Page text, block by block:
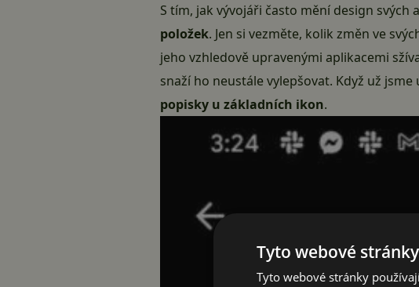
S tím, jak vývojáři často mění design
položek. Jen si vezměte, kolik změn ve
jeho vzhledově upravenými aplikacemi
snaží ho neustále vylepšovat. Když už
popisky u základních ikon.
Tyto webové
Tyto webové stránky